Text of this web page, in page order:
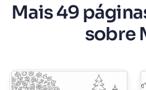
Mais 49
sobre